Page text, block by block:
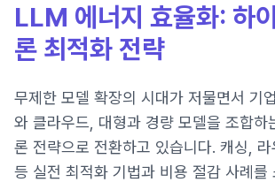
LLM 에너지 효율화: 하
론 최적화 전략
무제한 모델 확장의 시대가 저물면서 기
와 클라우드, 대형과 경량 모델을 조합하
론 전략으로 전환하고 있습니다. 캐싱,
등 실전 최적화 기법과 비용 절감 사례를